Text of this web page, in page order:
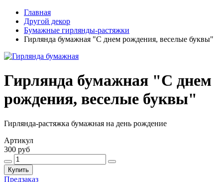
Главная
Другой декор
Бумажные гирлянды-растяжки
Гирлянда бумажная "С днем рождения, веселые буквы"
Гирлянда бумажная "С днем
рождения, веселые буквы"
Гирлянда-растяжка бумажная на день рождение
Артикул
300 руб
Купить
Предзаказ